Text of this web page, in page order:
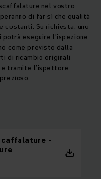
nel vostro
di far sì che qualità
costanti. Su richiesta, uno
eseguire l’ispezione
come previsto dalla
di ricambio originali
tramite l’ispettore
-